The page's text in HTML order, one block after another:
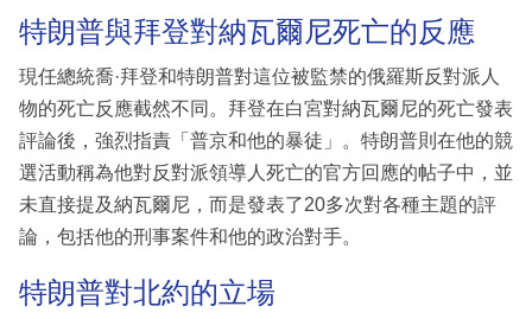
特朗普與拜登對納瓦爾尼死亡的反應
現任總統喬·拜登和特朗普對這位被監禁的俄羅斯反對派人
物的死亡反應截然不同。拜登在白宮對納瓦爾尼的死亡發表
評論後，強烈指責「普京和他的暴徒」。特朗普則在他的競
選活動稱為他對反對派領導人死亡的官方回應的帖子中，並
未直接提及納瓦爾尼，而是發表了20多次對各種主題的評
論，包括他的刑事案件和他的政治對手。
特朗普對北約的立場